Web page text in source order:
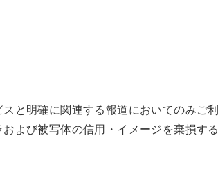
と明確に関連する報道においてのみご利
よび被写体の信用・イメージを棄損する